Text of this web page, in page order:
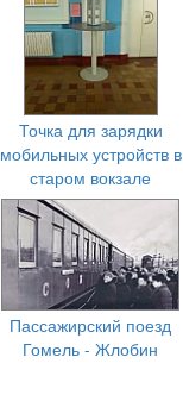
Точка для зарядки
мобильных устройств в
старом вокзале
Пассажирский поезд
Гомель - Жлобин